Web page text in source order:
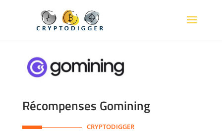
Récompenses Gomining
CRYPTODIGGER